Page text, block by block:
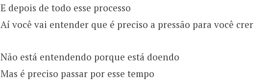
E depois de todo esse processo
Aí você vai entender que é preciso a pressão para você crer
Não está entendendo porque está doendo
Mas é preciso passar por esse tempo